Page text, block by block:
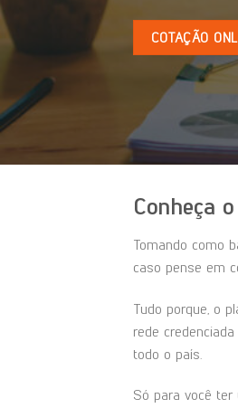
COTAÇÃO
Conheça
Tomando como
caso pense em
Tudo porque, o
rede
todo o país.
Só para você